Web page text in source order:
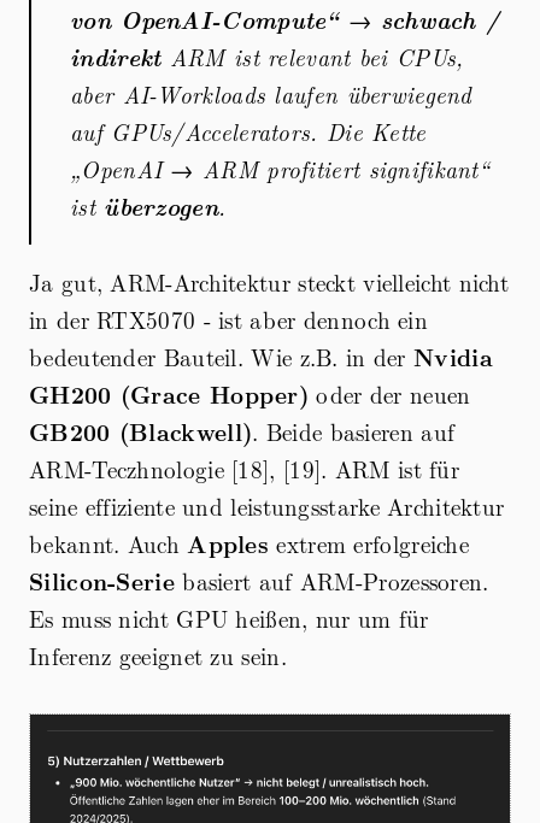
von OpenAI-Compute“→ schwach /
indirektARM ist relevant bei CPUs,
aber AI-Workloads laufen überwiegend
auf GPUs/Accelerators. Die Kette
„OpenAI → ARM profitiert signifikant“
ist überzogen.
Ja gut, ARM-Architektur steckt vielleicht nicht
in der RTX5070 - ist aber dennoch ein
bedeutender Bauteil. Wie z.B. in derNvidia
GH200 (Grace Hopper) oder der neuen
GB200 (Blackwell). Beide basieren auf
ARM-Teczhnologie [18], [19]. ARM ist für
seine effiziente und leistungsstarke Architektur
bekannt. AuchApples extrem erfolgreiche
Silicon-Seriebasiert auf ARM-Prozessoren.
Es muss nicht GPU heißen, nur um für
Inferenz geeignet zu sein.